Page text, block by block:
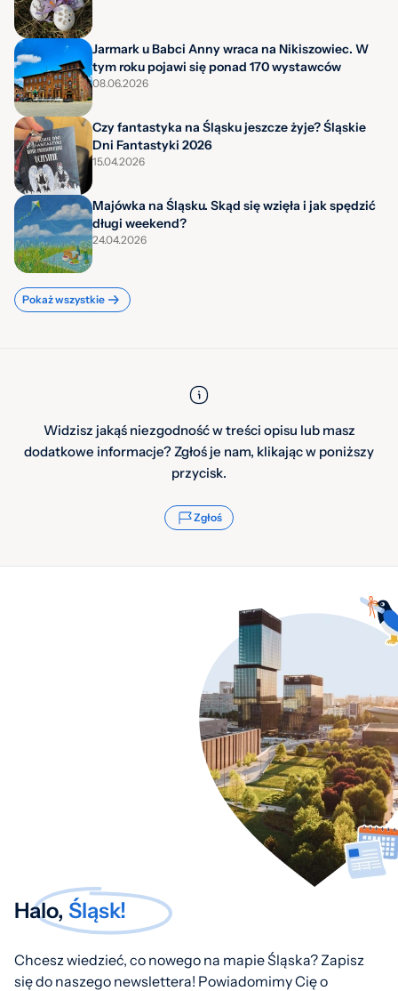
Jarmark u Babci Anny wraca na Nikiszowiec. W
tym roku pojawi się ponad 170 wystawców
08.06.2026
Czy fantastyka na Śląsku jeszcze żyje? Śląskie
Dni Fantastyki 2026
15.04.2026
Majówka na Śląsku. Skąd się wzięła i jak spędzić
długi weekend?
24.04.2026
Pokaż wszystkie
Widzisz jakąś niezgodność w treści opisu lub masz
dodatkowe informacje? Zgłoś je nam, klikając w poniższy
przycisk.
Zgłoś
Halo, Śląsk!
Chcesz wiedzieć, co nowego na mapie Śląska? Zapisz
się do naszego newslettera! Powiadomimy Cię o